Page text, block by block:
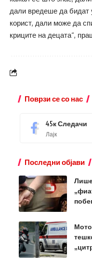
дали вредеше да бидат
корист, дали може да
криците на децата“,
Поврзи се со нас
45кСледачи
Лајк
Последни објави